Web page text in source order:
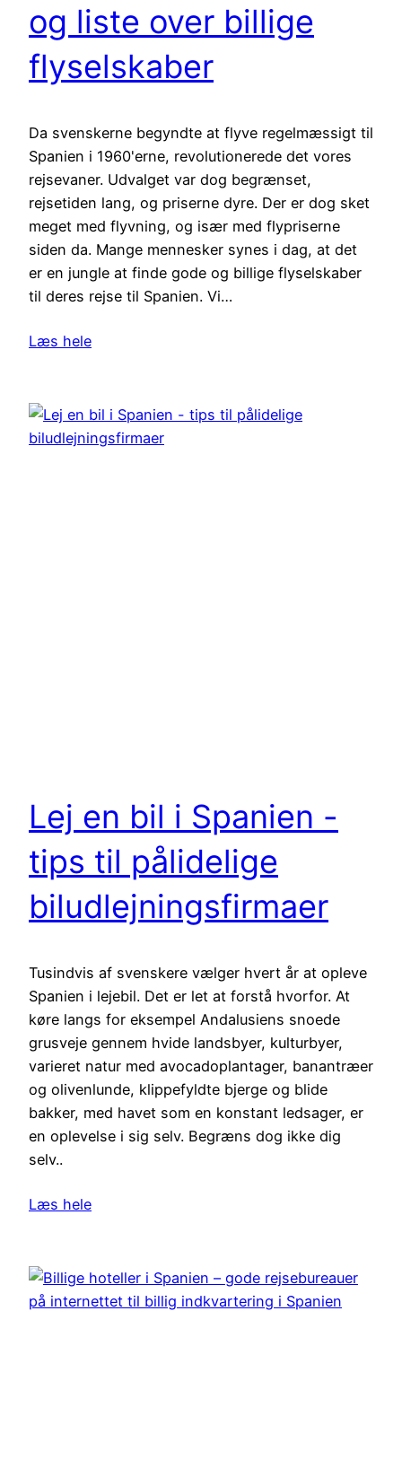
og liste over billige
flyselskaber
Da svenskerne begyndte at flyve regelmæssigt til
Spanien i 1960'erne, revolutionerede det vores
rejsevaner. Udvalget var dog begrænset,
rejsetiden lang, og priserne dyre. Der er dog sket
meget med flyvning, og især med flypriserne
siden da. Mange mennesker synes i dag, at det
er en jungle at finde gode og billige flyselskaber
til deres rejse til Spanien. Vi…
Læs hele
Lej en bil i Spanien -
tips til pålidelige
biludlejningsfirmaer
Tusindvis af svenskere vælger hvert år at opleve
Spanien i lejebil. Det er let at forstå hvorfor. At
køre langs for eksempel Andalusiens snoede
grusveje gennem hvide landsbyer, kulturbyer,
varieret natur med avocadoplantager, banantræer
og olivenlunde, klippefyldte bjerge og blide
bakker, med havet som en konstant ledsager, er
en oplevelse i sig selv. Begræns dog ikke dig
selv..
Læs hele